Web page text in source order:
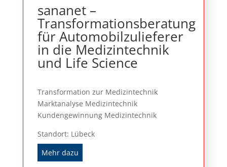
sananet –
Transformationsberatung
für Automobilzulieferer
in die Medizintechnik
und Life Science
Transformation zur Medizintechnik
Marktanalyse Medizintechnik
Kundengewinnung Medizintechnik
Standort: Lübeck
Mehr dazu